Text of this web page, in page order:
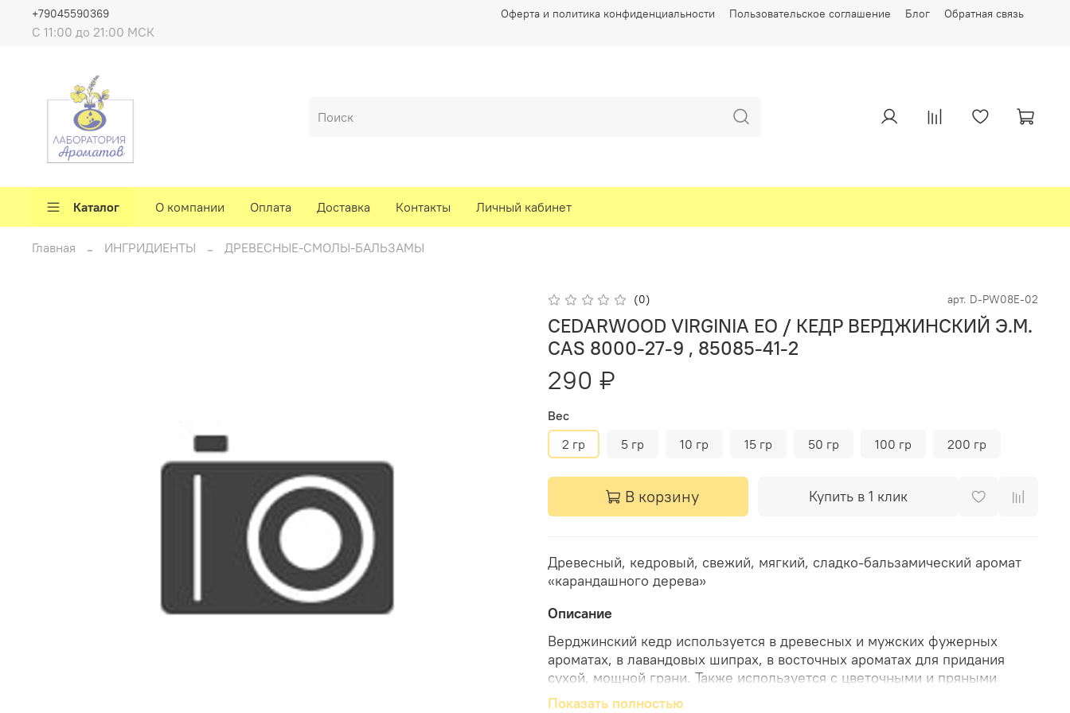
Оферта и политика конфиденциальности Пользовательское соглашение Блог Обратная связь
C 11:00 до 21:00 МСК
+79045590369
Каталог О компании Оплата Доставка Контакты Личный кабинет
Главная ИНГРИДИЕНТЫ ДРЕВЕСНЫЕ-СМОЛЫ-БАЛЬЗАМЫ
(0) арт. D-PW08E-02
CEDARWOOD VIRGINIA EO / КЕДР ВЕРДЖИНСКИЙ Э.М.
CAS 8000-27-9 , 85085-41-2
290 ₽
Вес
2 гр
5 гр 10 гр 15 гр 50 гр 100 гр 200 гр
В корзину Купить в 1 клик
Древесный, кедровый, свежий, мягкий, сладко-бальзамический аромат
«карандашного дерева»
Описание
Верджинский кедр используется в древесных и мужских фужерных
ароматах, в лавандовых шипрах, в восточных ароматах для придания
сухой, мощной грани. Также используется с цветочными и пряными
нотами. Синергия: с бергамотом, мускатным шалфеем, нероли, розой,
Показать полностью